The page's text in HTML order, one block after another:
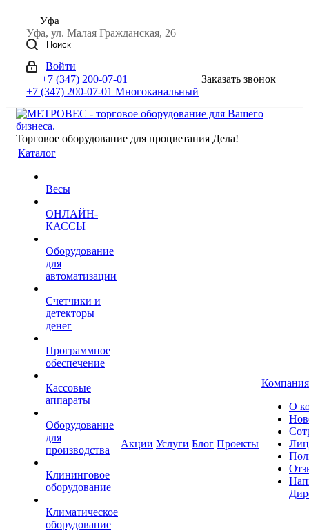
Уфа
Уфа, ул. Малая Гражданская, 26
Поиск
Войти
+7 (347) 200-07-01
+7 (347) 200-07-01 Многоканальный
Заказать звонок
Торговое оборудование для процветания Дела!
Каталог
Весы
ОНЛАЙН-
КАССЫ
Оборудование
для
автоматизации
Счетчики и
детекторы
денег
Программное
обеспечение
Кассовые
аппараты
Оборудование
для
производства
Клининговое
оборудование
Климатическое
оборудование
Акции Услуги Блог Проекты
Компания
О